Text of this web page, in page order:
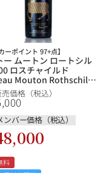
ーポイント 97+点】
ー ムートン ロートシル
ロスチャイルド
Mouton Rothschild
ボルドー 赤ワイン
価格（税込）
ンバー価格（税込）
料